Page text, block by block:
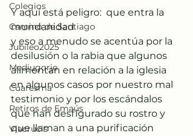
Colegios
Camino de Santiago
Jubileo2025
Medjugorje
Cuaresma
Retiros de Emaús
Viacrucis
Y aquí está peligro:  que entra la
mundanidad
y eso a menudo se acentúa por la
desilusión o la rabia que algunos
alimentan en relación a la iglesia
en algunos casos por nuestro mal
testimonio y por los escándalos
que han desfigurado su rostro y
que llaman a una purificación